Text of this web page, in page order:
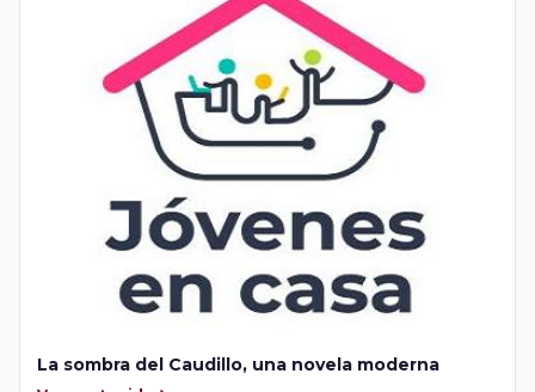
La sombra del Caudillo, una novela moderna